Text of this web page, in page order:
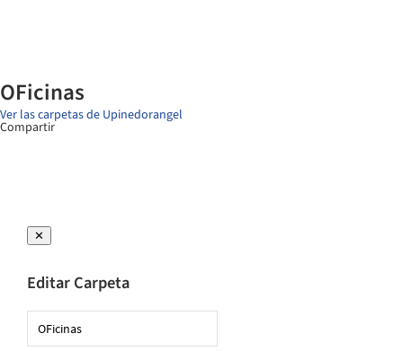
OFicinas
Ver las carpetas de Upinedorangel
Compartir
✕
Editar Carpeta